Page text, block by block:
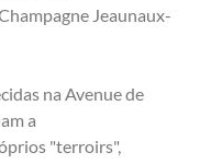
Jeaunaux-
na Avenue de
a
"terroirs",